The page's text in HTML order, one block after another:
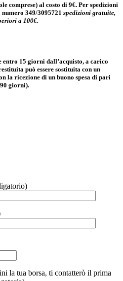
comprese) al costo di 9€. Per spedizioni
349/3095721 spedizioni gratuite,
a 100€.
entro 15 giorni dall’acquisto, a carico
può essere sostituita con un
la ricezione di un buono spesa di pari
giorni).
la tua borsa, ti contatterò il prima